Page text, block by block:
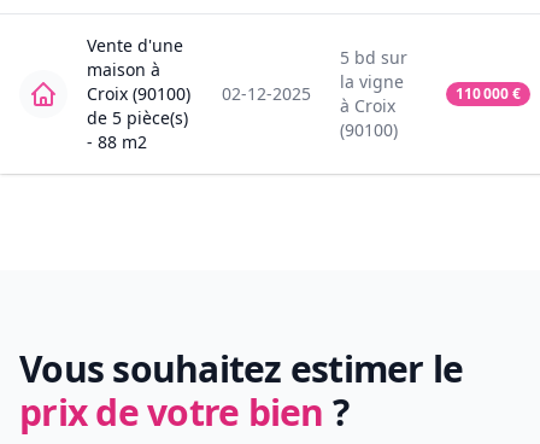
Vente d'une
maison à
Croix (90100)
de 5 pièce(s)
- 88 m2
02-12-2025
5 bd sur
la vigne
à Croix
(90100)
110 000€
Vous souhaitez estimer le
prix de votre bien ?